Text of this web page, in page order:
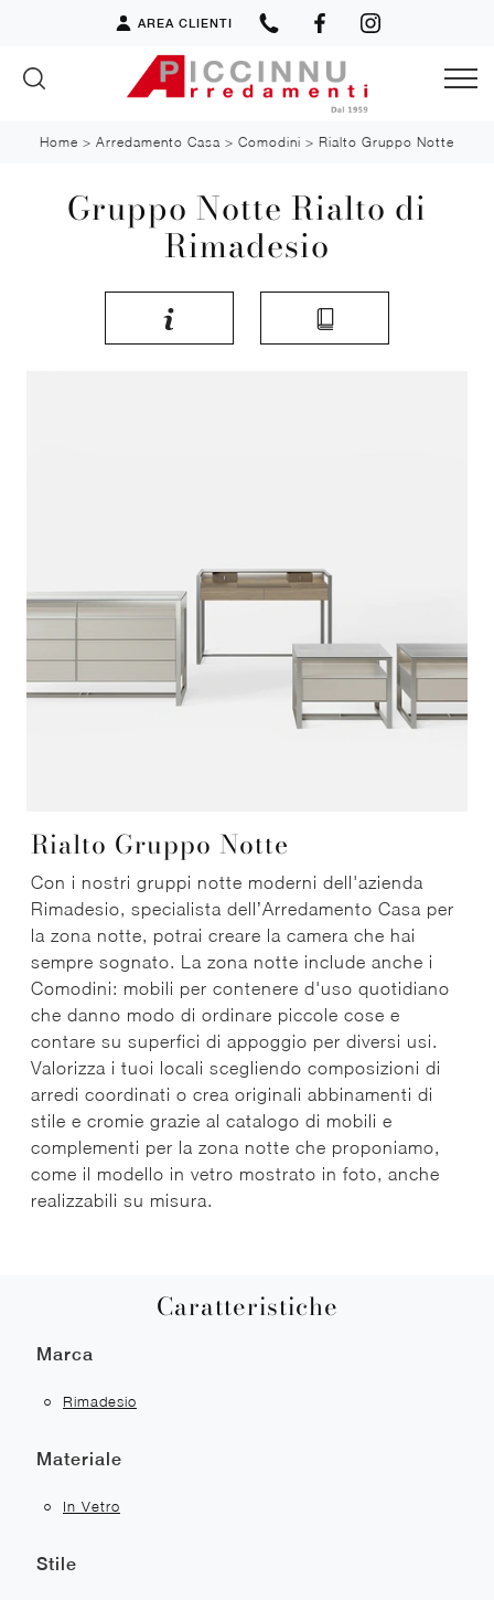
AREA CLIENTI
Home > Arredamento Casa > Comodini > Rialto Gruppo Notte
Gruppo Notte Rialto di
Rimadesio
Rialto Gruppo Notte
Con i nostri gruppi notte moderni dell'azienda
Rimadesio, specialista dell’Arredamento Casa per
la zona notte, potrai creare la camera che hai
sempre sognato. La zona notte include anche i
Comodini: mobili per contenere d'uso quotidiano
che danno modo di ordinare piccole cose e
contare su superfici di appoggio per diversi usi.
Valorizza i tuoi locali scegliendo composizioni di
arredi coordinati o crea originali abbinamenti di
stile e cromie grazie al catalogo di mobili e
complementi per la zona notte che proponiamo,
come il modello in vetro mostrato in foto, anche
realizzabili su misura.
Caratteristiche
Marca
Rimadesio
Materiale
In Vetro
Stile